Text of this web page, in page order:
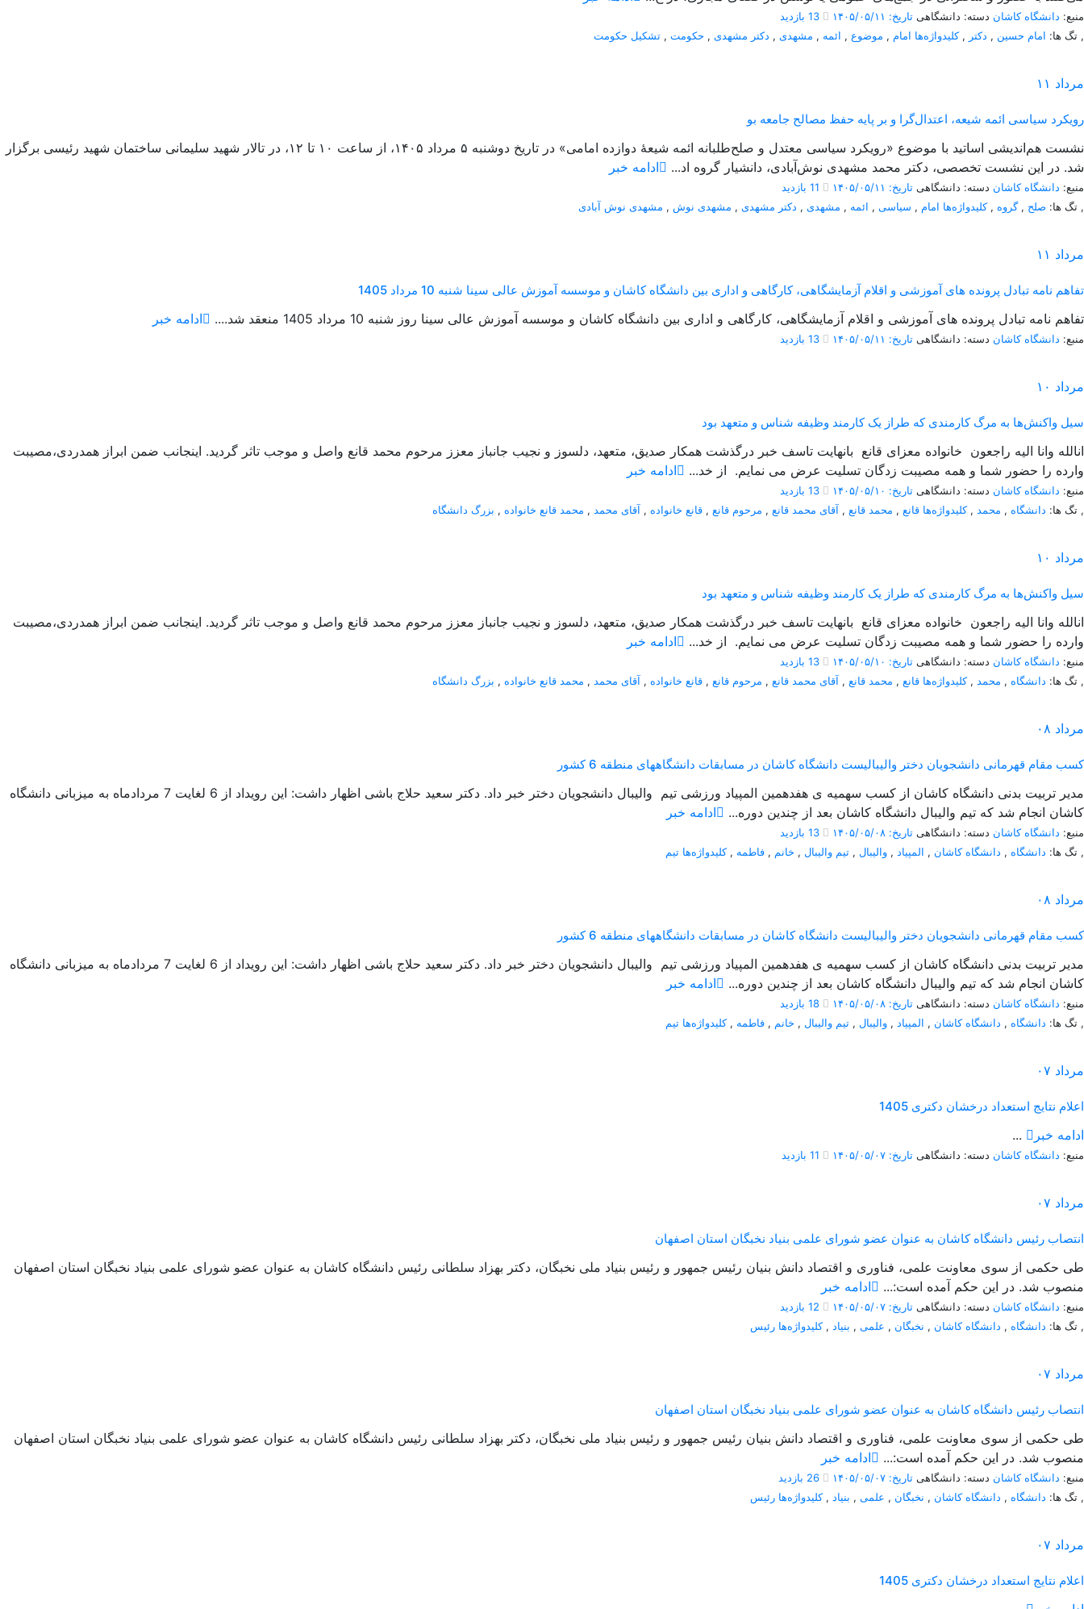
منبع: دانشگاه کاشان دسته: دانشگاهی تاریخ: ۱۴۰۵/۰۵/۱۱
تگ ها: امام حسین , دکتر ,کلیدواژه‌ها امام , موضوع , ائمه , مشهدی , دکتر مشهدی , حکومت , تشکیل حکومت ,
۱۱ مرداد
رویکرد سیاسی ائمه شیعه، اعتدال‌گرا و بر پایه حفظ مصالح جامعه بو
نشست هم‌اندیشی اساتید با موضوع «رویکرد سیاسی معتدل و صلح‌طلبانه ائمه شیعۀ دوازده امامی» در تاریخ دوشنبه ۵ مرداد ۱۴۰۵، از ساعت ۱۰ تا ۱۲، در تالار شهید سلیمانی ساختمان شهید رئیسی برگزار
شد. در این نشست تخصصی، دکتر محمد مشهدی نوش‌آبادی، دانشیار گروه اد...
ادامه خبر
منبع: دانشگاه کاشان دسته: دانشگاهی تاریخ: ۱۴۰۵/۰۵/۱۱
تگ ها: صلح ,گروه ,کلیدواژه‌ها امام , سیاسی , ائمه , مشهدی , دکتر مشهدی , مشهدی نوش , مشهدی نوش آبادی ,
۱۱ مرداد
تفاهم نامه تبادل پرونده‌ های آموزشی و اقلام آزمایشگاهی، کارگاهی و اداری بین دانشگاه کاشان و موسسه آموزش عالی سینا شنبه 10 مرداد 1405
تفاهم نامه تبادل پرونده‌ های آموزشی و اقلام آزمایشگاهی، کارگاهی و اداری بین دانشگاه کاشان و موسسه آموزش عالی سینا روز شنبه 10 مرداد 1405 منعقد شد.... ادامه خبر
منبع: دانشگاه کاشان دسته: دانشگاهی تاریخ: ۱۴۰۵/۰۵/۱۱
۱۰ مرداد
سیل واکنش‌ها به مرگ کارمندی که طراز یک کارمند وظیفه شناس و متعهد بود
انالله وانا الیه راجعون خانواده معزای قانع بانهایت تاسف خبر درگذشت همکار صدیق، متعهد، دلسوز و نجیب جانباز معزز مرحوم محمد قانع واصل و موجب تاثر گردید. اینجانب ضمن ابراز همدردی،مصیبت
وارده را حضور شما و همه مصیبت زدگان تسلیت عرض می نمایم. از خد...
ادامه خبر
منبع: دانشگاه کاشان دسته: دانشگاهی تاریخ: ۱۴۰۵/۰۵/۱۰
تگ ها: دانشگاه , محمد ,کلیدواژه‌ها قانع , محمد قانع , آقای محمد قانع , مرحوم قانع , قانع خانواده , آقای محمد , محمد قانع خانواده , بزرگ دانشگاه ,
۱۰ مرداد
سیل واکنش‌ها به مرگ کارمندی که طراز یک کارمند وظیفه شناس و متعهد بود
انالله وانا الیه راجعون خانواده معزای قانع بانهایت تاسف خبر درگذشت همکار صدیق، متعهد، دلسوز و نجیب جانباز معزز مرحوم محمد قانع واصل و موجب تاثر گردید. اینجانب ضمن ابراز همدردی،مصیبت
وارده را حضور شما و همه مصیبت زدگان تسلیت عرض می نمایم. از خد...
ادامه خبر
منبع: دانشگاه کاشان دسته: دانشگاهی تاریخ: ۱۴۰۵/۰۵/۱۰
تگ ها: دانشگاه , محمد ,کلیدواژه‌ها قانع , محمد قانع , آقای محمد قانع , مرحوم قانع , قانع خانواده , آقای محمد , محمد قانع خانواده , بزرگ دانشگاه ,
۰۸ مرداد
کسب مقام قهرمانی دانشجویان دختر والیبالیست دانشگاه کاشان در مسابقات دانشگاههای منطقه 6 کشور
مدیر تربیت بدنی دانشگاه کاشان از کسب سهمیه ی هفدهمین المپیاد ورزشی تیم والیبال دانشجویان دختر خبر داد. دکتر سعید حلاج باشی اظهار داشت: این رویداد از 6 لغایت 7 مردادماه به میزبانی دانشگاه
کاشان انجام شد که تیم والیبال دانشگاه کاشان بعد از چندین دوره...
ادامه خبر
منبع: دانشگاه کاشان دسته: دانشگاهی تاریخ: ۱۴۰۵/۰۵/۰۸
تگ ها: دانشگاه , دانشگاه کاشان , المپیاد , والیبال , تیم والیبال , خانم , فاطمه ,کلیدواژه‌ها تیم ,
۰۸ مرداد
کسب مقام قهرمانی دانشجویان دختر والیبالیست دانشگاه کاشان در مسابقات دانشگاههای منطقه 6 کشور
مدیر تربیت بدنی دانشگاه کاشان از کسب سهمیه ی هفدهمین المپیاد ورزشی تیم والیبال دانشجویان دختر خبر داد. دکتر سعید حلاج باشی اظهار داشت: این رویداد از 6 لغایت 7 مردادماه به میزبانی دانشگاه
کاشان انجام شد که تیم والیبال دانشگاه کاشان بعد از چندین دوره...
ادامه خبر
منبع: دانشگاه کاشان دسته: دانشگاهی تاریخ: ۱۴۰۵/۰۵/۰۸
تگ ها: دانشگاه , دانشگاه کاشان , المپیاد , والیبال , تیم والیبال , خانم , فاطمه ,کلیدواژه‌ها تیم ,
۰۷ مرداد
اعلام نتایج استعداد درخشان دکتری 1405
... ادامه خبر
منبع: دانشگاه کاشان دسته: دانشگاهی تاریخ: ۱۴۰۵/۰۵/۰۷
۰۷ مرداد
انتصاب رئیس دانشگاه کاشان به عنوان عضو شورای علمی بنیاد نخبگان استان اصفهان
طی حکمی از سوی معاونت علمی، فناوری و اقتصاد دانش بنیان رئیس جمهور و رئیس بنیاد ملی نخبگان، دکتر بهزاد سلطانی رئیس دانشگاه کاشان به عنوان عضو شورای علمی بنیاد نخبگان استان اصفهان
منصوب شد. در این حکم آمده است:...
ادامه خبر
منبع: دانشگاه کاشان دسته: دانشگاهی تاریخ: ۱۴۰۵/۰۵/۰۷
تگ ها: دانشگاه , دانشگاه کاشان , نخبگان , علمی , بنیاد ,کلیدواژه‌ها رئیس ,
۰۷ مرداد
انتصاب رئیس دانشگاه کاشان به عنوان عضو شورای علمی بنیاد نخبگان استان اصفهان
طی حکمی از سوی معاونت علمی، فناوری و اقتصاد دانش بنیان رئیس جمهور و رئیس بنیاد ملی نخبگان، دکتر بهزاد سلطانی رئیس دانشگاه کاشان به عنوان عضو شورای علمی بنیاد نخبگان استان اصفهان
منصوب شد. در این حکم آمده است:...
ادامه خبر
منبع: دانشگاه کاشان دسته: دانشگاهی تاریخ: ۱۴۰۵/۰۵/۰۷
تگ ها: دانشگاه , دانشگاه کاشان , نخبگان , علمی , بنیاد ,کلیدواژه‌ها رئیس ,
۰۷ مرداد
اعلام نتایج استعداد درخشان دکتری 1405